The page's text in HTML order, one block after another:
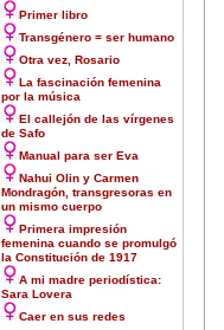
Primer libro
Transgénero = ser humano
Otra vez, Rosario
La fascinación femenina
por la música
El callejón de las vírgenes
de Safo
Manual para ser Eva
Nahui Olin y Carmen
Mondragón, transgresoras en
un mismo cuerpo
Primera impresión
femenina cuando se promulgó
la Constitución de 1917
A mi madre periodística:
Sara Lovera
Caer en sus redes